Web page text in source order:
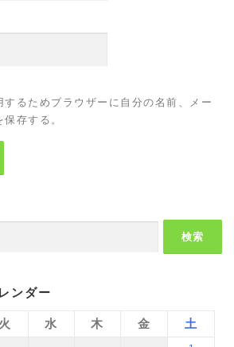
るためブラウザーに自分の名前、メー
存する。
ンダー
火 水 木 金 土